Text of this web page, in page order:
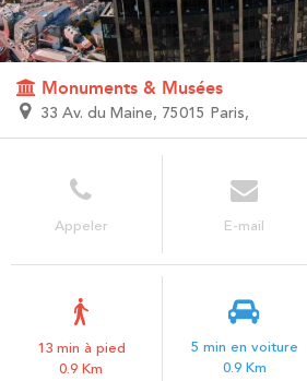
Monuments & Musées
33 Av. du Maine, 75015 Paris,
Appeler E-mail
13 min à pied
0.9 Km
5 min en voiture
0.9 Km